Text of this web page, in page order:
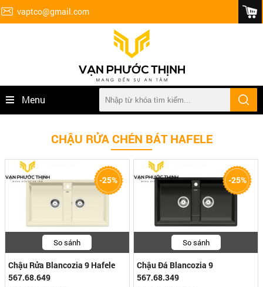
vaptco@gmail.com
Menu
CHẬU RỬA CHÉN BÁT HAFELE
So sánh
Chậu Rửa Blancozia 9 Hafele
567.68.649
-25%
So sánh
Chậu Đá Blancozia 9
567.68.349
-25%